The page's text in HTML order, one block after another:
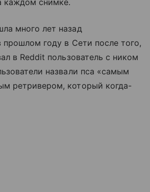
много лет назад
прошлом году в Сети после того,
в Reddit пользователь с ником
назвали пса «самым
ретривером, который когда-